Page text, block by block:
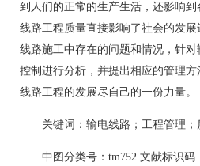
到人们的正常的生产生活，还影响
线路工程质量直接影响了社会的发
线路施工中存在的问题和情况，针
控制进行分析，并提出相应的管理
线路工程的发展尽自己的一份力量。
关键词：输电线路；工程管理；
中图分类号：tm752 文献标识码